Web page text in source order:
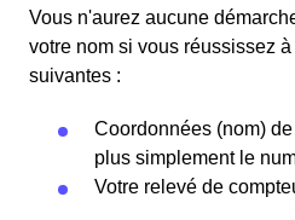
Vous n'aurez aucune
votre nom si vous réussissez
suivantes :
Coordonnées (nom)
plus simplement le
Votre relevé de